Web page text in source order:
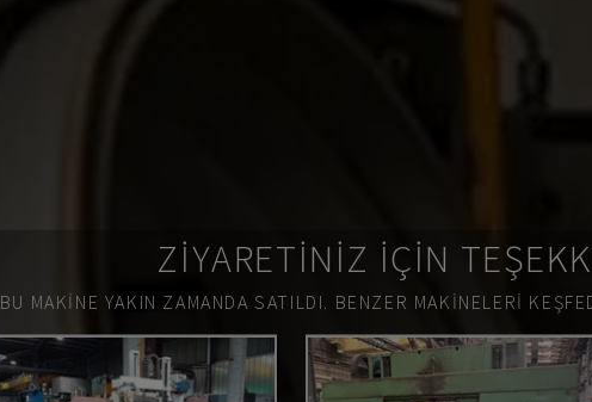
ZIYARETINIZ IÇIN
BU MAKINE YAKIN ZAMANDA SATILDI. BENZER MAKINELERI